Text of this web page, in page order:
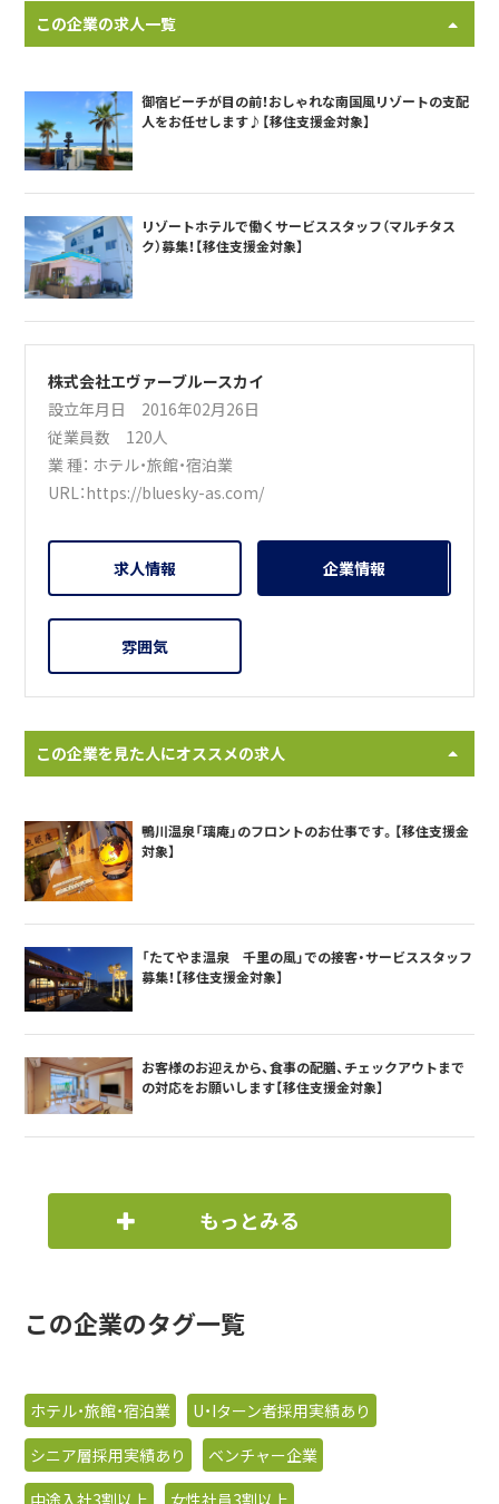
この企業の求人一覧
御宿ビーチが目の前！おしゃれな南国風リゾートの支配
人をお任せします♪【移住支援金対象】
リゾートホテルで働くサービススタッフ（マルチタス
ク）募集！【移住支援金対象】
株式会社エヴァーブルースカイ
設立年月日 2016年02月26日
従業員数 120人
業 種： ホテル・旅館・宿泊業
URL：https://bluesky-as.com/
求人情報 企業情報
雰囲気
この企業を見た人にオススメの求人
鴨川温泉「璃庵」のフロントのお仕事です。【移住支援金
対象】
「たてやま温泉 千里の風」での接客・サービススタッフ
募集！【移住支援金対象】
お客様のお迎えから、食事の配膳、チェックアウトまで
の対応をお願いします【移住支援金対象】
もっとみる
この企業のタグ一覧
ホテル・旅館・宿泊業
U・Iターン者採用実績あり
シニア層採用実績あり
ベンチャー企業
中途入社3割以上
女性社員3割以上